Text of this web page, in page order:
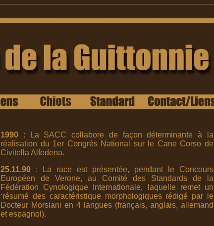
1990 : La SACC collabore de façon déterminante à la
réalisation du 1er Congrès National sur le Cane Corso de
Civitella Alfedena.
25.11.90 : La race est présentée, pendant le Concours
Européen de Verone, au Comité des Standards de la
Fédération Cynologique Internationale, laquelle remet un
‘résumé des caractéristique morphologiques rédigé par le
Docteur Morsiani en 4 langues (français, anglais, allemand
et espagnol).